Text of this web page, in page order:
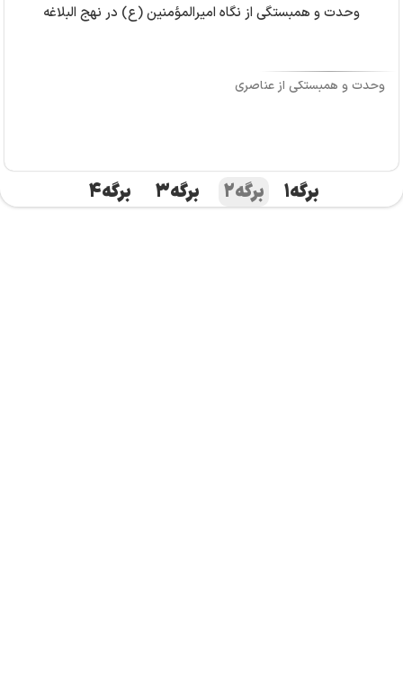
وحدت و همبستگی از نگاه امیرالمؤمنین (ع) در نهج البلاغه
وحدت و همبستگی از عناصری
برگه1 برگه2 برگه3 برگه4